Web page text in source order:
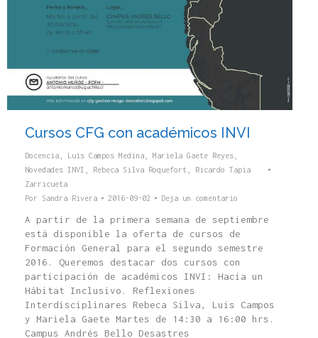
Cursos CFG con académicos INVI
Docencia Luis Campos Medina Mariela Gaete Reyes
Novedades INVI
Rebeca Silva Roquefort
Ricardo Tapia
Zarricueta
Por Sandra Rivera 2016-09-02 Deja un comentario
A partir de la primera semana de septiembre
está disponible la oferta de cursos de
Formación General para el segundo semestre
2016. Queremos destacar dos cursos con
participación de académicos INVI: Hacia un
Hábitat Inclusivo. Reflexiones
Interdisciplinares Rebeca Silva, Luis Campos
y Mariela Gaete Martes de 14:30 a 16:00 hrs.
Campus Andrés Bello Desastres